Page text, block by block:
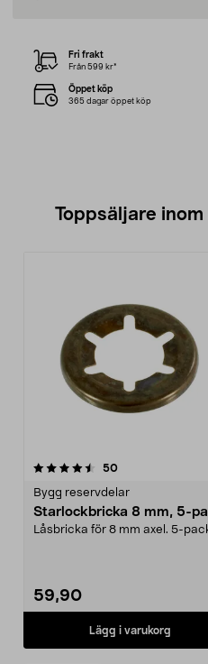
Fri frakt
Från 599 kr*
Öppet köp
365 dagar öppet köp
Toppsäljare
50recensioner
Bygg reservdelar
Starlockbricka 8 mm, 5-
Låsbricka för 8 mm axel. 5-
59,90
Lägg i varukorg
4.0 av 5 stjärnor